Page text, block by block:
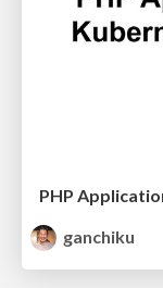
PHP
ganchiku